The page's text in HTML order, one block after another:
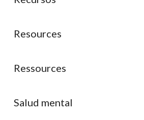
Resources
Ressources
Salud mental